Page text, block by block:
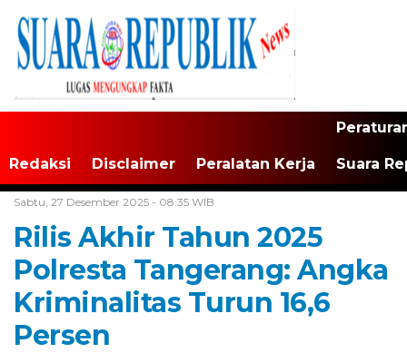
Redaksi Disclaimer Peralatan Kerja Suara
Sabtu, 27 Desember 2025 - 08:35 WIB
Rilis Akhir Tahun 2025
Polresta Tangerang: Angka
Kriminalitas Turun 16,6
Persen